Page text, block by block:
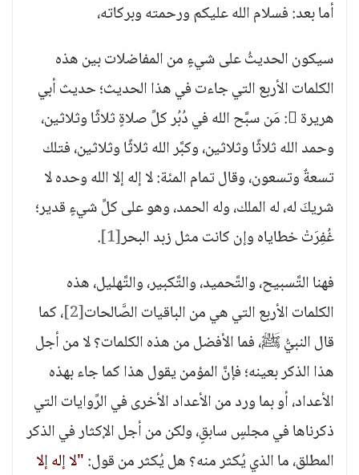
أما بعد: فسلام الله عليكم ورحمته وبركاته،
سيكون الحديثُ على شيءٍ من المفاضلات بين هذه
الكلمات الأربع التي جاءت في هذا الحديث؛ حديث أبي
هريرة : مَن سبَّح الله في دُبُر كلِّ صلاةٍ ثلاثًا وثلاثين،
وحمد الله ثلاثًا وثلاثين، وكبَّر الله ثلاثًا وثلاثين، فتلك
تسعةٌ وتسعون، وقال تمام المئة: لا إله إلا الله وحده لا
شريكَ له، له الملك، وله الحمد، وهو على كلِّ شيءٍ قدير؛
غُفِرَتْ خطاياه وإن كانت مثل زبد البحر[1]
.
فهنا التَّسبيح، والتَّحميد، والتَّكبير، والتَّهليل، هذه
الكلمات الأربع التي هي من الباقيات الصَّالحات[2] ، كما
قال النبيُّ ﷺ، فما الأفضل من هذه الكلمات؟ لا من أجل
هذا الذكر بعينه؛ فإنَّ المؤمن يقول هذا كما جاء بهذه
الأعداد، أو بما ورد من الأعداد الأخرى في الرِّوايات التي
ذكرناها في مجلسٍ سابقٍ، ولكن من أجل الإكثار في الذكر
المطلق، ما الذي يُكثر منه؟ هل يُكثر من قول:"لا إله إلا